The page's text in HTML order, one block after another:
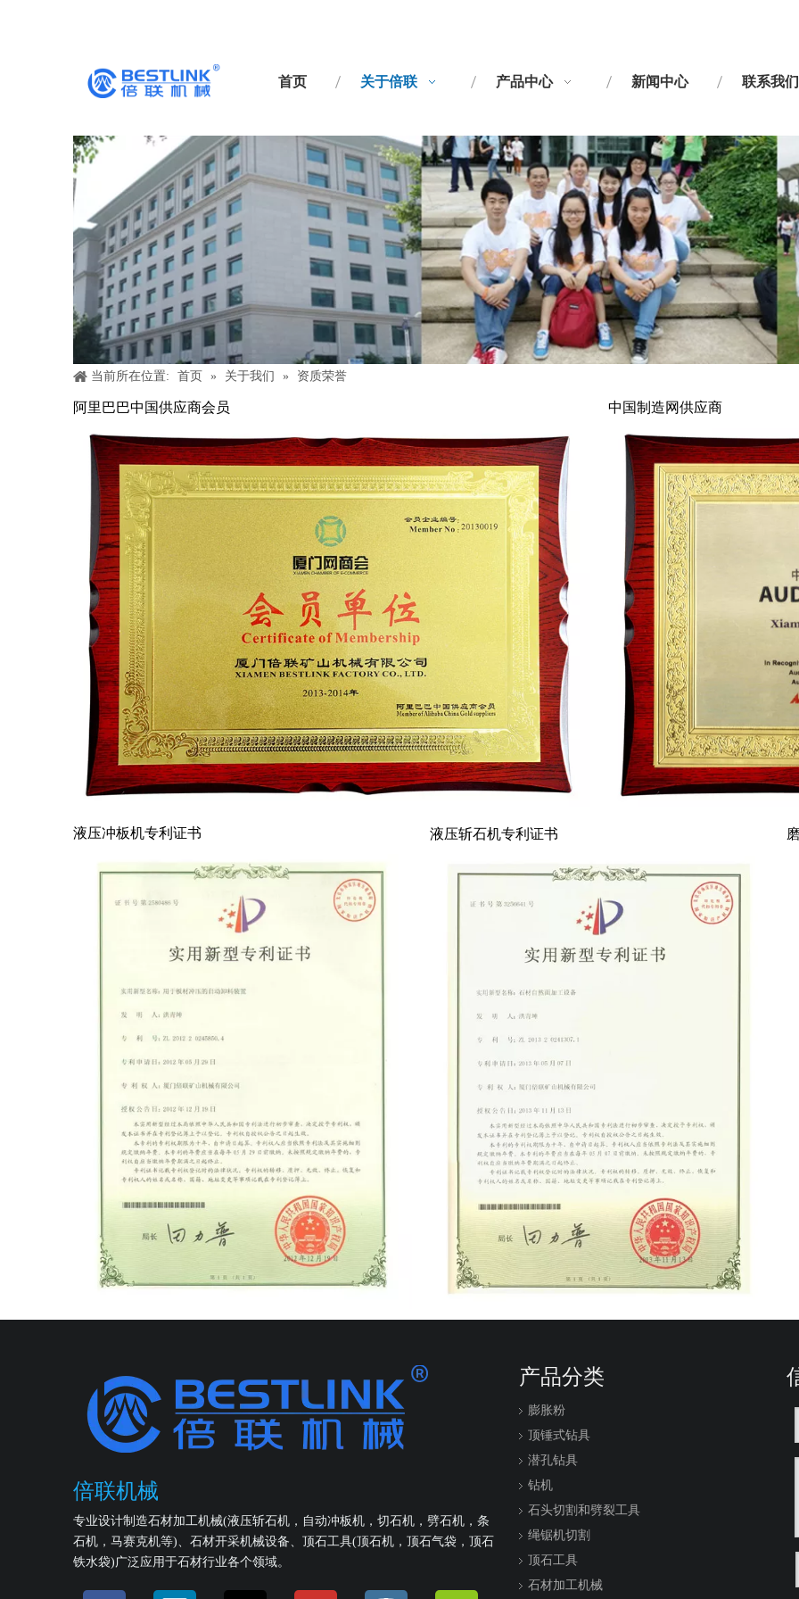
首页 关于倍联 产品中心 新闻中心 联系我们
当前所在位置: 首页 » 关于我们 » 资质荣誉
阿里巴巴中国供应商会员 中国制造网供应商
液压冲板机专利证书 液压斩石机专利证书
倍联机械
专业设计制造石材加工机械(液压斩石机，自动冲板机，切石机，劈石机，条
石机，马赛克机等)、石材开采机械设备、顶石工具(顶石机，顶石气袋，顶石
铁水袋)广泛应用于石材行业各个领域。
产品分类
膨胀粉
顶锤式钻具
潜孔钻具
钻机
石头切割和劈裂工具
绳锯机切割
顶石工具
石材加工机械